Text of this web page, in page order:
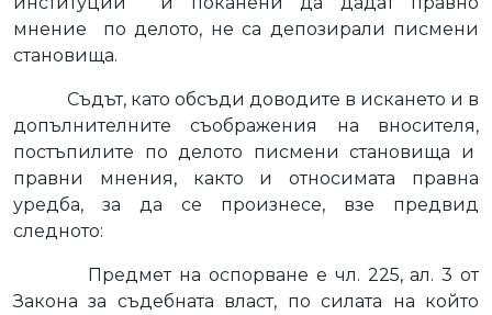
мнение
по делото, не са депозирали писмени
становища.
Съдът, като обсъди доводите в искането и в
допълнителните съображения на вносителя,
постъпилите по делото писмени становища и
правни мнения, както и относимата правна
уредба, за да се произнесе, взе предвид
следното:
Предмет на оспорване е чл. 225, ал. 3 от
Закона за съдебната власт, по силата на който